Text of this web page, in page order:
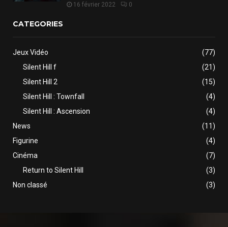
16 février 2022 0
CATEGORIES
Jeux Vidéo
(77)
Silent Hill f
(21)
Silent Hill 2
(15)
Silent Hill : Townfall
(4)
Silent Hill : Ascension
(4)
News
(11)
Figurine
(4)
Cinéma
(7)
Return to Silent Hill
(3)
Non classé
(3)